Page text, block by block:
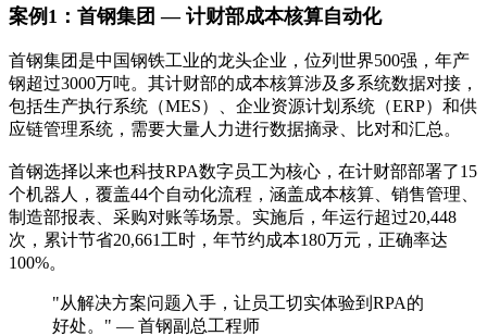
案例1：首钢集团 — 计财部成本核算自动化
首钢集团是中国钢铁工业的龙头企业，位列世界500强，年产
钢超过3000万吨。其计财部的成本核算涉及多系统数据对接，
包括生产执行系统（MES）、企业资源计划系统（ERP）和供
应链管理系统，需要大量人力进行数据摘录、比对和汇总。
首钢选择以来也科技RPA数字员工为核心，在计财部部署了15
个机器人，覆盖44个自动化流程，涵盖成本核算、销售管理、
制造部报表、采购对账等场景。实施后，年运行超过20,448
次，累计节省20,661工时，年节约成本180万元，正确率达
100%。
"从解决方案问题入手，让员工切实体验到RPA的
好处。" — 首钢副总工程师